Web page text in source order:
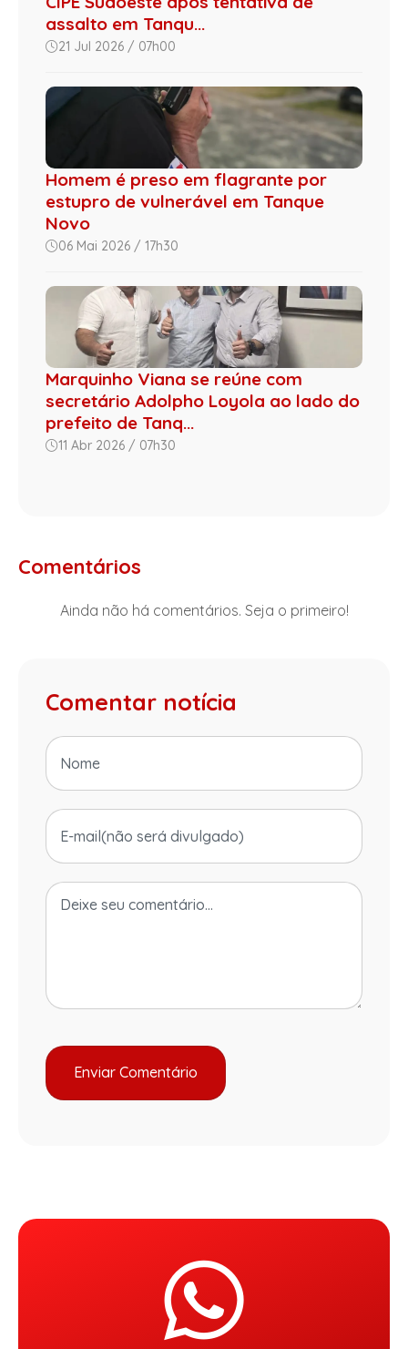
assalto em Tanqu...
21 Jul 2026 / 07h00
Homem é preso em flagrante por
estupro de vulnerável em Tanque
Novo
06 Mai 2026 / 17h30
Marquinho Viana se reúne com
secretário Adolpho Loyola ao lado do
prefeito de Tanq...
11 Abr 2026 / 07h30
Comentários
Ainda não há comentários. Seja o primeiro!
Comentar notícia